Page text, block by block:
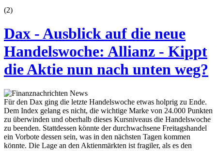
(2)
Dax - Ausblick auf die neue
Handelswoche: Allianz - Kippt
die Aktie nun nach unten weg?
Für den Dax ging die letzte Handelswoche etwas holprig zu Ende.
Dem Index gelang es nicht, die wichtige Marke von 24.000 Punkten
zu überwinden und oberhalb dieses Kursniveaus die Handelswoche
zu beenden. Stattdessen könnte der durchwachsene Freitagshandel
ein Vorbote dessen sein, was in den nächsten Tagen kommen
könnte. Die Lage an den Aktienmärkten ist fragiler, als es den